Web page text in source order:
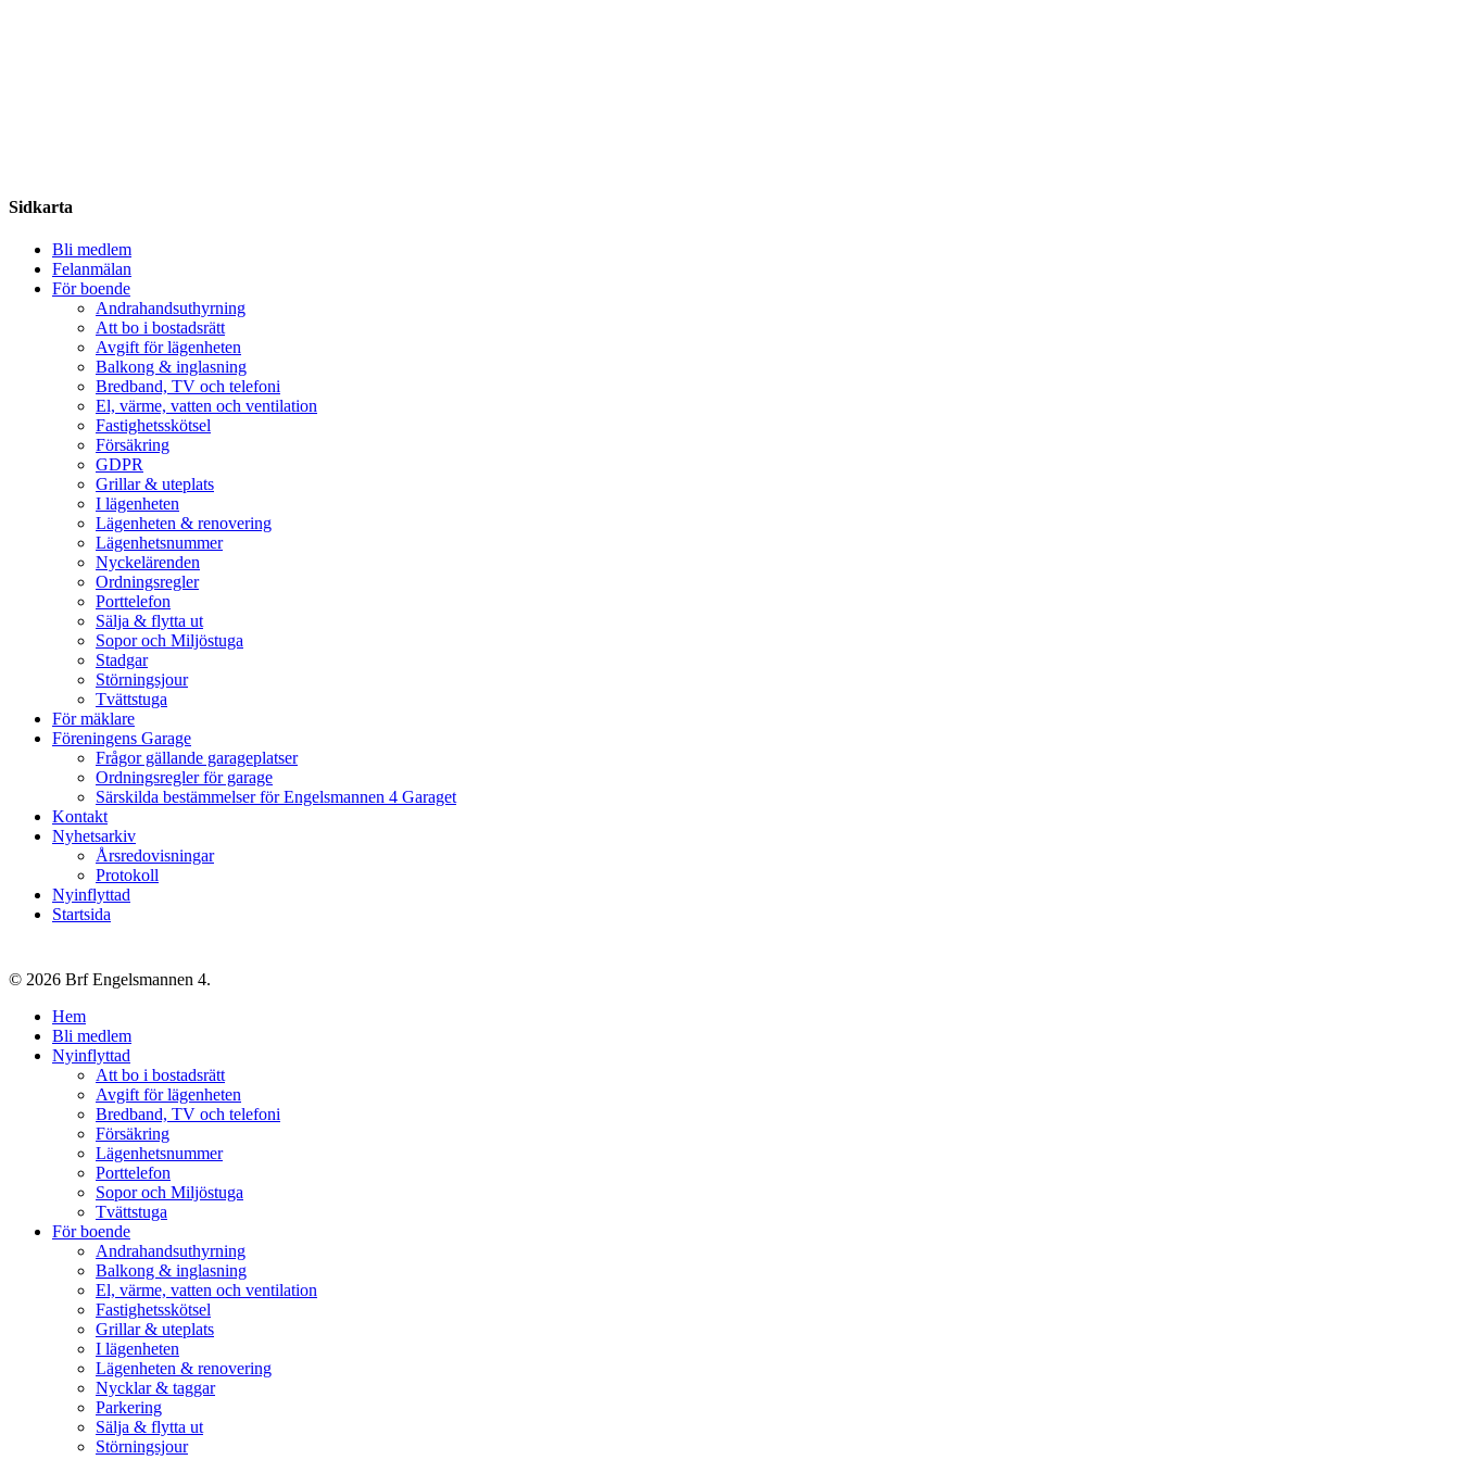
Share
Sidkarta
Bli medlem
Felanmälan
För boende
Andrahandsuthyrning
Att bo i bostadsrätt
Avgift för lägenheten
Balkong & inglasning
Bredband, TV och telefoni
El, värme, vatten och ventilation
Fastighetsskötsel
Försäkring
GDPR
Grillar & uteplats
I lägenheten
Lägenheten & renovering
Lägenhetsnummer
Nyckelärenden
Ordningsregler
Porttelefon
Sälja & flytta ut
Sopor och Miljöstuga
Stadgar
Störningsjour
Tvättstuga
För mäklare
Föreningens Garage
Frågor gällande garageplatser
Ordningsregler för garage
Särskilda bestämmelser för Engelsmannen 4 Garaget
Kontakt
Nyhetsarkiv
Årsredovisningar
Protokoll
Nyinflyttad
Startsida
© 2026 Brf Engelsmannen 4.
Close
Menu
Hem
Bli medlem
Nyinflyttad
Att bo i bostadsrätt
Avgift för lägenheten
Bredband, TV och telefoni
Försäkring
Lägenhetsnummer
Porttelefon
Sopor och Miljöstuga
Tvättstuga
För boende
Andrahandsuthyrning
Balkong & inglasning
El, värme, vatten och ventilation
Fastighetsskötsel
Grillar & uteplats
I lägenheten
Lägenheten & renovering
Nycklar & taggar
Parkering
Sälja & flytta ut
Störningsjour